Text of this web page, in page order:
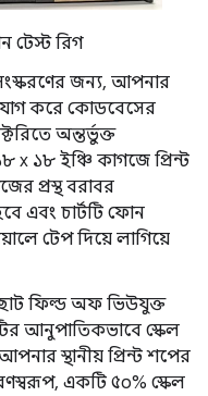
টেস্ট রিগ
জন্য, আপনার
করে কোডবেসের
অন্তর্ভুক্ত
১৮ ইঞ্চি কাগজে প্রিন্ট
প্রস্থ বরাবর
এবং চার্টটি ফোন
টেপ দিয়ে লাগিয়ে
ফিল্ড অফ ভিউযুক্ত
আনুপাতিকভাবে স্কেল
স্থানীয় প্রিন্ট শপের
একটি ৫০% স্কেল